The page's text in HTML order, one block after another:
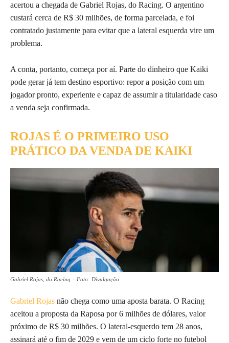
acertou a chegada de Gabriel Rojas, do Racing. O argentino
custará cerca de R$ 30 milhões, de forma parcelada, e foi
contratado justamente para evitar que a lateral esquerda vire um
problema.
A conta, portanto, começa por aí. Parte do dinheiro que Kaiki
pode gerar já tem destino esportivo: repor a posição com um
jogador pronto, experiente e capaz de assumir a titularidade caso
a venda seja confirmada.
ROJAS É O PRIMEIRO USO
PRÁTICO DA VENDA DE KAIKI
Gabriel Rojas, do Racing – Foto: Divulgação
Gabriel Rojas não chega como uma aposta barata. O Racing
aceitou a proposta da Raposa por 6 milhões de dólares, valor
próximo de R$ 30 milhões. O lateral-esquerdo tem 28 anos,
assinará até o fim de 2029 e vem de um ciclo forte no futebol